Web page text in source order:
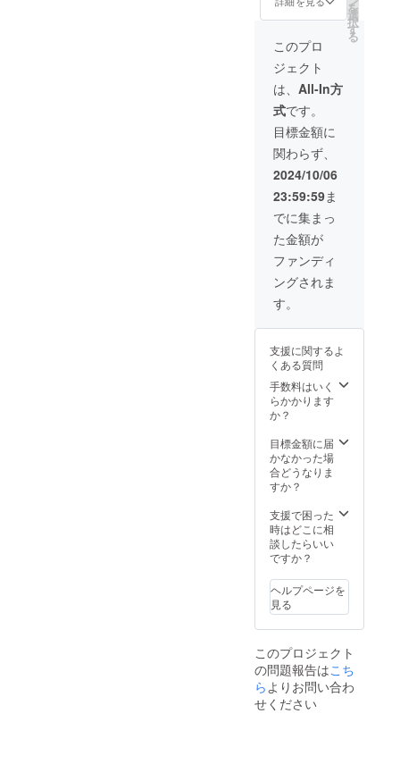
区登戸
1728
工ビル
B103 ・
小田急
線向ヶ
丘遊園
駅徒歩6
分、登
戸駅徒
歩8分
いたし
・会場
までの
交通費
は別途
必要と
なりま
す。
【イベ
要】 ・
おしり
工場長
講演会
in 新百
合ヶ丘
・会
ウェン
ティワ
ンホー
ル（神
奈川県
川崎市
1-2-2 新
百合21
ビルB2)
2024年
9月28日
（土）,
・開
16:30
・開
演：
18:00～
閉演予
定）
」を出
います
・参加
者に
よって
レッス
ン内容
（負荷
強度）
はカス
タマイ
ズ可能
です ・
子供か
らお年
寄りま
で対応
可能で
す ・
は60分
す 【注
意事
項】 ・
日程は
させて
頂きま
す
ご連絡
しま
す） ・
有効期
2024年
12月末
まで ・
交通費
様負担
となり
ます ・
遠隔地
も対応
を
選
択
す
る
このプロ
ジェクト
は、 All-In方
式です。
目標金額に
関わらず、
2024/10/06
23:59:59ま
でに集まっ
た金額が
ファンディ
ングされま
す。
支援に関するよ
くある質問
手数料はいく
らかかります
か？
目標金額に届
かなかった場
合どうなりま
すか？
支援で困った
時はどこに相
談したらいい
ですか？
ヘルプページを
見る
このプロジェクト
の問題報告はこち
らよりお問い合わ
せください